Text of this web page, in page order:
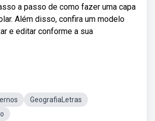
a passo de como fazer uma capa
Além disso, confira um modelo
e editar conforme a sua
GeografiaLetras